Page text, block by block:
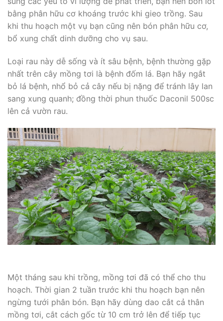
bằng phân hữu cơ khoáng trước khi gieo trồng. Sau
khi thu hoạch một vụ bạn cũng nên bón phân hữu cơ,
bổ xung chất dinh dưỡng cho vụ sau.
Loại rau này dễ sống và ít sâu bệnh, bệnh thường gặp
nhất trên cây mồng tơi là bệnh đốm lá. Bạn hãy ngắt
bỏ lá bệnh, nhổ bỏ cả cây nếu bị nặng để tránh lây lan
sang xung quanh; đồng thời phun thuốc Daconil 500sc
lên cả vườn rau.
Một tháng sau khi trồng, mồng tơi đã có thể cho thu
hoạch. Thời gian 2 tuần trước khi thu hoạch bạn nên
ngừng tưới phân bón. Bạn hãy dùng dao cắt cả thân
mồng tơi, cắt cách gốc từ 10 cm trở lên để tiếp tục